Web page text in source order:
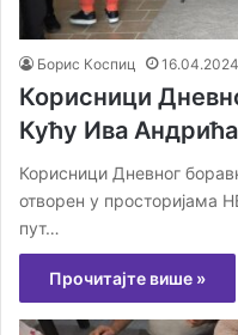
Борис Коспиц 16.04.2024
Корисници
Кућу Ива Андрића
Корисници Дневног
отворен у просторијама
пут…
Прочитајте више »